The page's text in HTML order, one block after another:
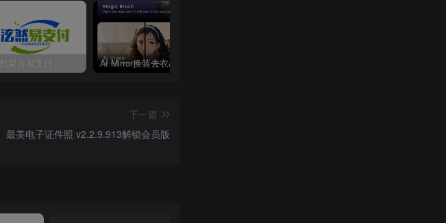
下一篇
最美电子证件照 v2.2.9.913解锁会员版